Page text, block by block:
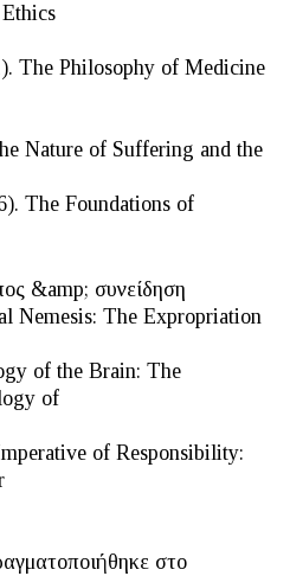
The Philosophy of Medicine
Nature of Suffering and the
The Foundations of
&amp; συνείδηση
Nemesis: The Expropriation
of the Brain: The
of
of Responsibility:
στο